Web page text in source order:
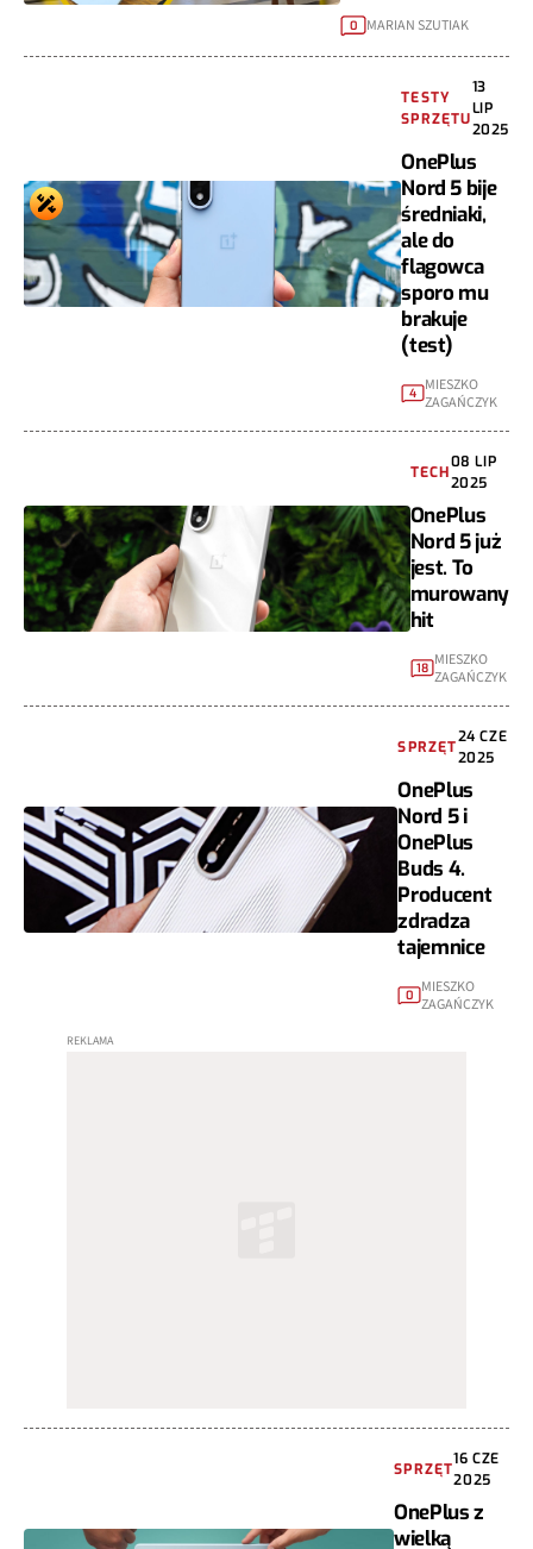
0 MARIAN SZUTIAK
TESTY
SPRZĘTU
13
LIP
2025
OnePlus
Nord 5 bije
średniaki,
ale do
flagowca
sporo mu
brakuje
(test)
4
MIESZKO
ZAGAŃCZYK
TECH
08 LIP
2025
OnePlus
Nord 5 już
jest. To
murowany
hit
18 MIESZKO
ZAGAŃCZYK
SPRZĘT
24 CZE
2025
OnePlus
Nord 5 i
OnePlus
Buds 4.
Producent
zdradza
tajemnice
0
MIESZKO
ZAGAŃCZYK
SPRZĘT
16 CZE
2025
OnePlus z
wielką